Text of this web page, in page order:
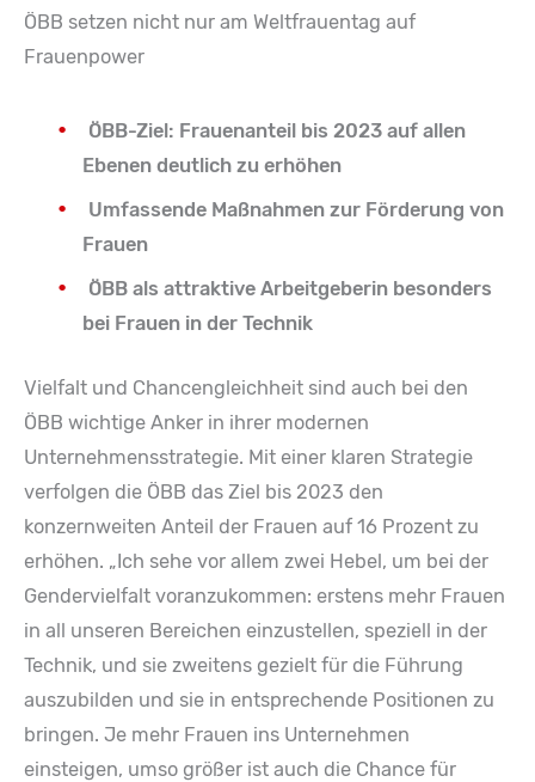
ÖBB setzen nicht nur am Weltfrauentag auf
Frauenpower
ÖBB-Ziel: Frauenanteil bis 2023 auf allen
Ebenen deutlich zu erhöhen
Umfassende Maßnahmen zur Förderung von
Frauen
ÖBB als attraktive Arbeitgeberin besonders
bei Frauen in der Technik
Vielfalt und Chancengleichheit sind auch bei den
ÖBB wichtige Anker in ihrer modernen
Unternehmensstrategie. Mit einer klaren Strategie
verfolgen die ÖBB das Ziel bis 2023 den
konzernweiten Anteil der Frauen auf 16 Prozent zu
erhöhen. „Ich sehe vor allem zwei Hebel, um bei der
Gendervielfalt voranzukommen: erstens mehr Frauen
in all unseren Bereichen einzustellen, speziell in der
Technik, und sie zweitens gezielt für die Führung
auszubilden und sie in entsprechende Positionen zu
bringen. Je mehr Frauen ins Unternehmen
einsteigen, umso größer ist auch die Chance für